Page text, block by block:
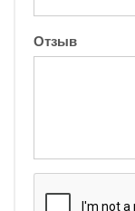
Отзыв